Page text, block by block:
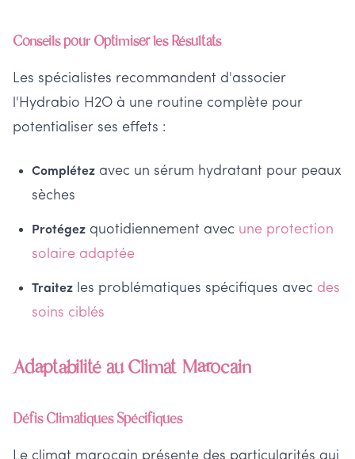
Conseils pour Optimiser les Résultats
Les spécialistes recommandent d'associer
l'Hydrabio H2O à une routine complète pour
potentialiser ses effets :
Complétez avec un sérum hydratant pour peaux
sèches
Protégez quotidiennement avec une protection
solaire adaptée
Traitez les problématiques spécifiques avec des
soins ciblés
Adaptabilité au Climat Marocain
Défis Climatiques Spécifiques